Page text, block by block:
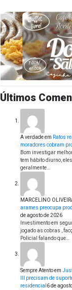
Últimos
A verdadeem Ratos
moradores cobram
Bom investigar
tem hábito diurno,
geralmente…
MARCELINO
arames preocupa
de agosto de 2026
Investimento em
jogado as cobras ,
Policial falando que…
Sempre Atentoem
III precisam de
residencial 6 de